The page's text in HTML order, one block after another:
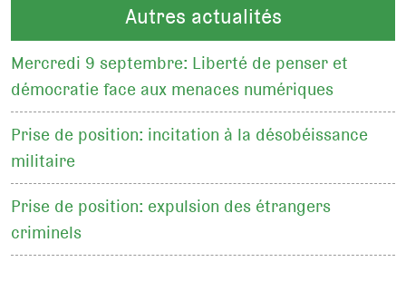
Autres actualités
Mercredi 9 septembre: Liberté de penser et
démocratie face aux menaces numériques
Prise de position: incitation à la désobéissance
militaire
Prise de position: expulsion des étrangers
criminels